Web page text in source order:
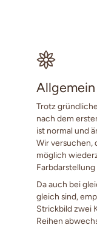
Allgemein
Trotz
nach dem
ist normal und
Wir versuchen,
möglich
Da auch bei
gleich sind,
Strickbild zwei
Reihen